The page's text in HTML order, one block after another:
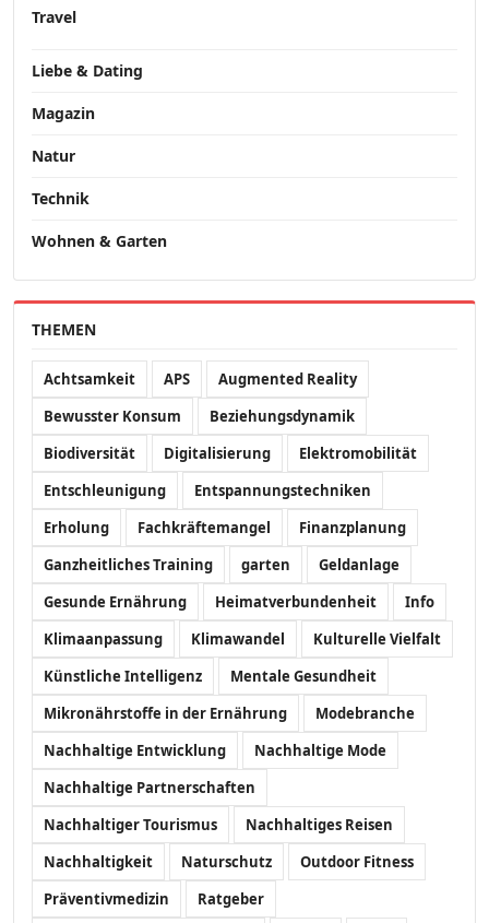
Travel
Liebe & Dating
Magazin
Natur
Technik
Wohnen & Garten
THEMEN
Achtsamkeit APS
Augmented Reality
Bewusster Konsum
Beziehungsdynamik
Biodiversität
Digitalisierung
Elektromobilität
Entschleunigung
Entspannungstechniken
Erholung
Fachkräftemangel
Finanzplanung
Ganzheitliches Training
garten
Geldanlage
Gesunde Ernährung
Heimatverbundenheit
Info
Klimaanpassung
Klimawandel
Kulturelle Vielfalt
Künstliche Intelligenz
Mentale Gesundheit
Mikronährstoffe in der Ernährung
Modebranche
Nachhaltige Entwicklung
Nachhaltige Mode
Nachhaltige Partnerschaften
Nachhaltiger Tourismus
Nachhaltiges Reisen
Nachhaltigkeit
Naturschutz
Outdoor Fitness
Präventivmedizin
Ratgeber